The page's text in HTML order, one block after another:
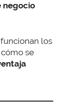
negocio
los
se